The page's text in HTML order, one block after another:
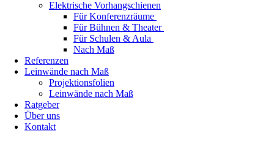
Elektrische Vorhangschienen
Für Konferenzräume
Für Bühnen & Theater
Für Schulen & Aula
Nach Maß
Referenzen
Leinwände nach Maß
Projektionsfolien
Leinwände nach Maß
Ratgeber
Über uns
Kontakt